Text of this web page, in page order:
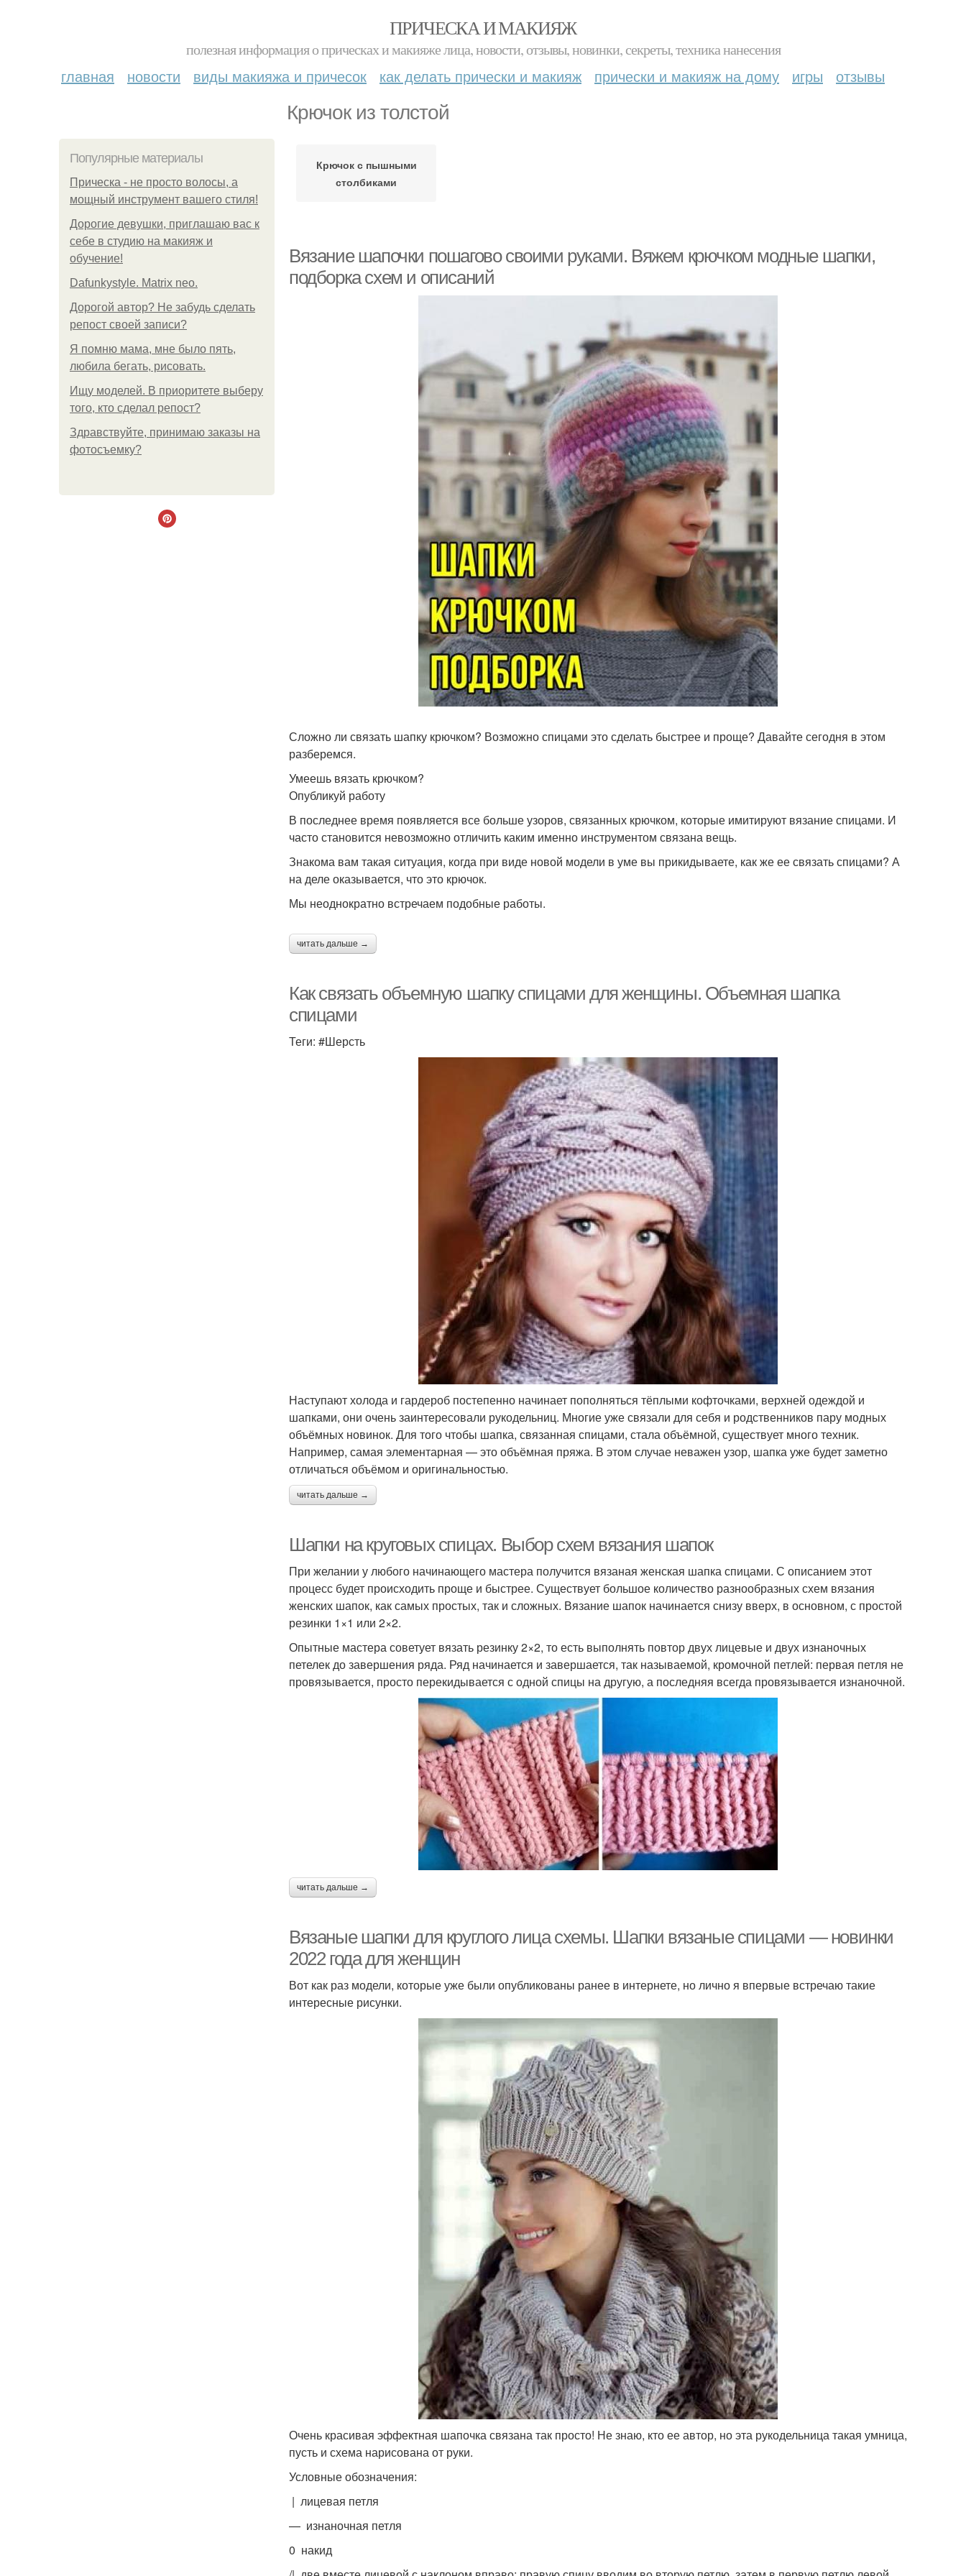
ПРИЧЕСКА И МАКИЯЖ
полезная информация о прическах и макияже лица, новости, отзывы, новинки, секреты, техника нанесения
главная новости виды макияжа и причесок как делать прически и макияж прически и макияж на дому игры отзывы
Крючок из толстой
Популярные материалы
Прическа - не просто волосы, а
мощный инструмент вашего стиля!
Дорогие девушки, приглашаю вас к
себе в студию на макияж и
обучение!
Dafunkystyle. Matrix neo.
Дорогой автор? Не забудь сделать
репост своей записи?
Я помню мама, мне было пять,
любила бегать, рисовать.
Ищу моделей. В приоритете выберу
того, кто сделал репост?
Здравствуйте, принимаю заказы на
фотосъемку?
Крючок с пышными
столбиками
Вязание шапочки пошагово своими руками. Вяжем крючком модные шапки,
подборка схем и описаний
Сложно ли связать шапку крючком? Возможно спицами это сделать быстрее и проще? Давайте сегодня в этом
разберемся.
Умеешь вязать крючком?
Опубликуй работу
В последнее время появляется все больше узоров, связанных крючком, которые имитируют вязание спицами. И
часто становится невозможно отличить каким именно инструментом связана вещь.
Знакома вам такая ситуация, когда при виде новой модели в уме вы прикидываете, как же ее связать спицами? А
на деле оказывается, что это крючок.
Мы неоднократно встречаем подобные работы.
читать дальше →
Как связать объемную шапку спицами для женщины. Объемная шапка
спицами
Теги: #Шерсть
Наступают холода и гардероб постепенно начинает пополняться тёплыми кофточками, верхней одеждой и
шапками, они очень заинтересовали рукодельниц. Многие уже связали для себя и родственников пару модных
объёмных новинок. Для того чтобы шапка, связанная спицами, стала объёмной, существует много техник.
Например, самая элементарная — это объёмная пряжа. В этом случае неважен узор, шапка уже будет заметно
отличаться объёмом и оригинальностью.
читать дальше →
Шапки на круговых спицах. Выбор схем вязания шапок
При желании у любого начинающего мастера получится вязаная женская шапка спицами. С описанием этот
процесс будет происходить проще и быстрее. Существует большое количество разнообразных схем вязания
женских шапок, как самых простых, так и сложных. Вязание шапок начинается снизу вверх, в основном, с простой
резинки 1×1 или 2×2.
Опытные мастера советует вязать резинку 2×2, то есть выполнять повтор двух лицевые и двух изнаночных
петелек до завершения ряда. Ряд начинается и завершается, так называемой, кромочной петлей: первая петля не
провязывается, просто перекидывается с одной спицы на другую, а последняя всегда провязывается изнаночной.
читать дальше →
Вязаные шапки для круглого лица схемы. Шапки вязаные спицами — новинки
2022 года для женщин
Вот как раз модели, которые уже были опубликованы ранее в интернете, но лично я впервые встречаю такие
интересные рисунки.
Очень красивая эффектная шапочка связана так просто! Не знаю, кто ее автор, но эта рукодельница такая умница,
пусть и схема нарисована от руки.
Условные обозначения:
| лицевая петля
— изнаночная петля
0 накид